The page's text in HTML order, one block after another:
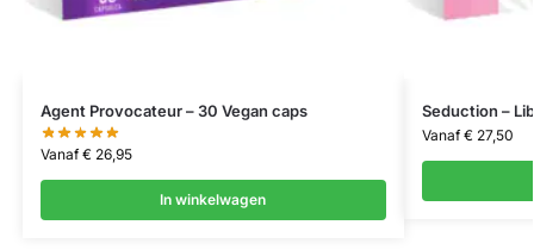
Agent Provocateur – 30 Vegan caps
Vanaf€26,95
In winkelwagen
Seduction –
Vanaf€27,50